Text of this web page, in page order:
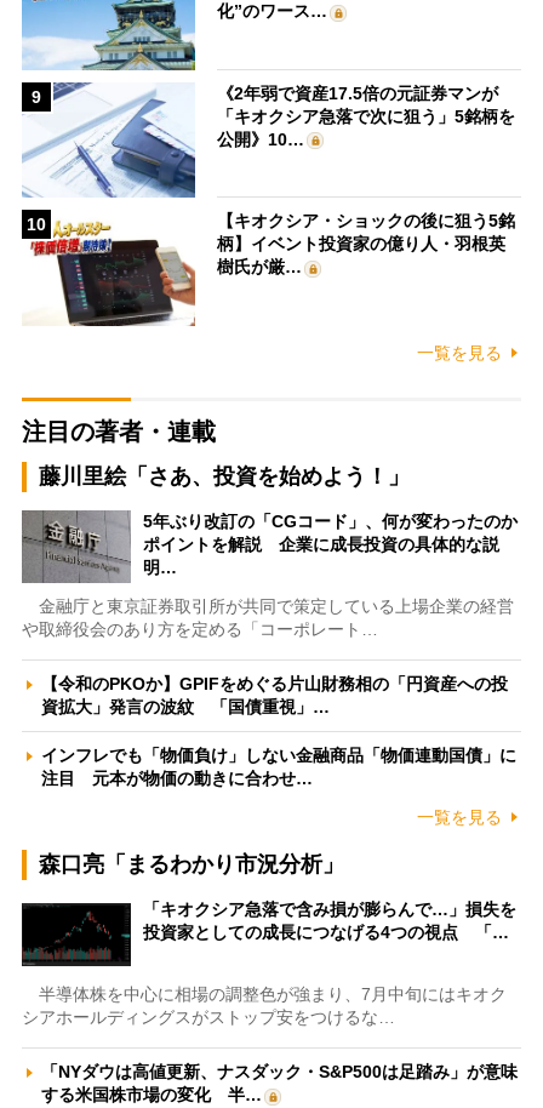
化”のワース…
9
《2年弱で資産17.5倍の元証券マンが
「キオクシア急落で次に狙う」5銘柄を
公開》10…
10
【キオクシア・ショックの後に狙う5銘
柄】イベント投資家の億り人・羽根英
樹氏が厳…
一覧を見る
注目の著者・連載
藤川里絵「さあ、投資を始めよう！」
5年ぶり改訂の「CGコード」、何が変わったのか
ポイントを解説 企業に成長投資の具体的な説
明…
金融庁と東京証券取引所が共同で策定している上場企業の経営
や取締役会のあり方を定める「コーポレート…
【令和のPKOか】GPIFをめぐる片山財務相の「円資産への投
資拡大」発言の波紋 「国債重視」…
インフレでも「物価負け」しない金融商品「物価連動国債」に
注目 元本が物価の動きに合わせ…
一覧を見る
森口亮「まるわかり市況分析」
「キオクシア急落で含み損が膨らんで…」損失を
投資家としての成長につなげる4つの視点 「…
半導体株を中心に相場の調整色が強まり、7月中旬にはキオク
シアホールディングスがストップ安をつけるな…
「NYダウは高値更新、ナスダック・S&P500は足踏み」が意味
する米国株市場の変化 半…